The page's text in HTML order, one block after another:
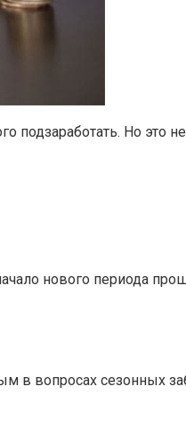
Но это
нового периода
в вопросах сезонных